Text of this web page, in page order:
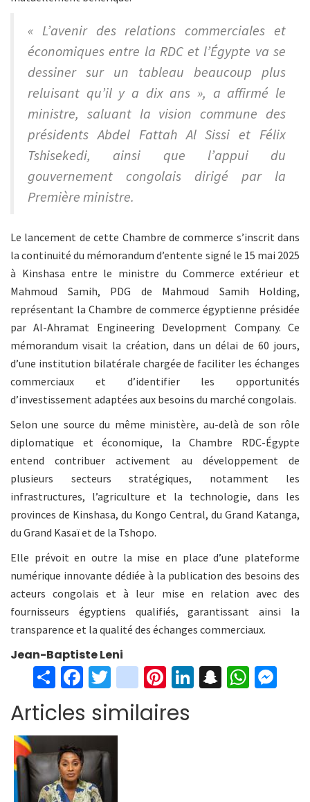
« L’avenir des relations commerciales et
économiques entre la RDC et l’Égypte va se
dessiner sur un tableau beaucoup plus
reluisant qu’il y a dix ans », a affirmé le
ministre, saluant la vision commune des
présidents Abdel Fattah Al Sissi et Félix
Tshisekedi, ainsi que l’appui du
gouvernement congolais dirigé par la
Première ministre.
Le lancement de cette Chambre de commerce s’inscrit dans
la continuité du mémorandum d’entente signé le 15 mai 2025
à Kinshasa entre le ministre du Commerce extérieur et
Mahmoud Samih, PDG de Mahmoud Samih Holding,
représentant la Chambre de commerce égyptienne présidée
par Al-Ahramat Engineering Development Company. Ce
mémorandum visait la création, dans un délai de 60 jours,
d’une institution bilatérale chargée de faciliter les échanges
commerciaux et d’identifier les opportunités
d’investissement adaptées aux besoins du marché congolais.
Selon une source du même ministère, au-delà de son rôle
diplomatique et économique, la Chambre RDC-Égypte
entend contribuer activement au développement de
plusieurs secteurs stratégiques, notamment les
infrastructures, l’agriculture et la technologie, dans les
provinces de Kinshasa, du Kongo Central, du Grand Katanga,
du Grand Kasaï et de la Tshopo.
Elle prévoit en outre la mise en place d’une plateforme
numérique innovante dédiée à la publication des besoins des
acteurs congolais et à leur mise en relation avec des
fournisseurs égyptiens qualifiés, garantissant ainsi la
transparence et la qualité des échanges commerciaux.
Jean-Baptiste Leni
S
h
ar
e
Fa
ce
b
o
o
k
T
wi
tt
er
in
st
ag
Pi
er
Li S W
Articles similaires